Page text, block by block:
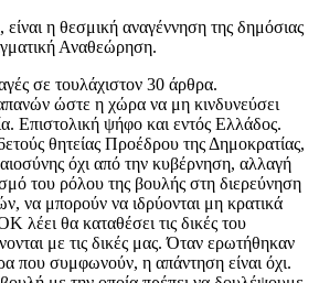
είναι η θεσμική αναγέννηση της δημόσιας
Αναθεώρηση.
σε τουλάχιστον 30 άρθρα.
ώστε η χώρα να μη κινδυνεύσει
Επιστολική ψήφο και εντός Ελλάδος.
θητείας Προέδρου της Δημοκρατίας,
όχι από την κυβέρνηση, αλλαγή
του ρόλου της βουλής στη διερεύνηση
να μπορούν να ιδρύονται μη κρατικά
λέει θα καταθέσει τις δικές του
με τις δικές μας. Όταν ερωτήθηκαν
που συμφωνούν, η απάντηση είναι όχι.